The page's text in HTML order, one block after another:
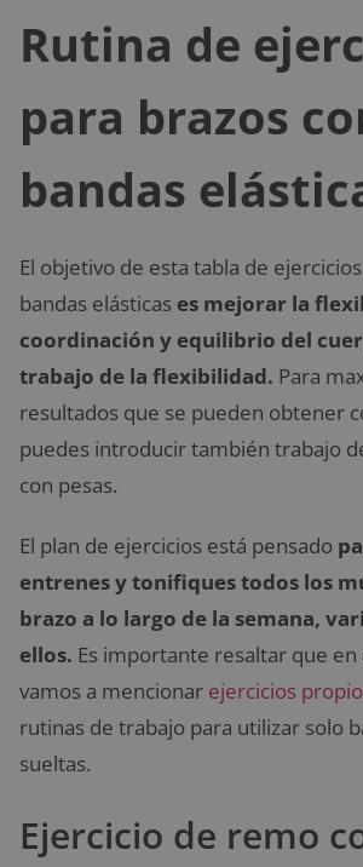
Rutina de
para brazos
bandas
El objetivo de esta tabla de
bandas elásticas es mejorar la
coordinación y equilibrio del
trabajo de la flexibilidad. Para
resultados que se pueden obtener
puedes introducir también trabajo
con pesas.
El plan de ejercicios está pensado
entrenes y tonifiques todos los
brazo a lo largo de la semana,
ellos. Es importante resaltar que en
vamos a mencionar ejercicios
rutinas de trabajo para utilizar solo
sueltas.
Ejercicio de remo